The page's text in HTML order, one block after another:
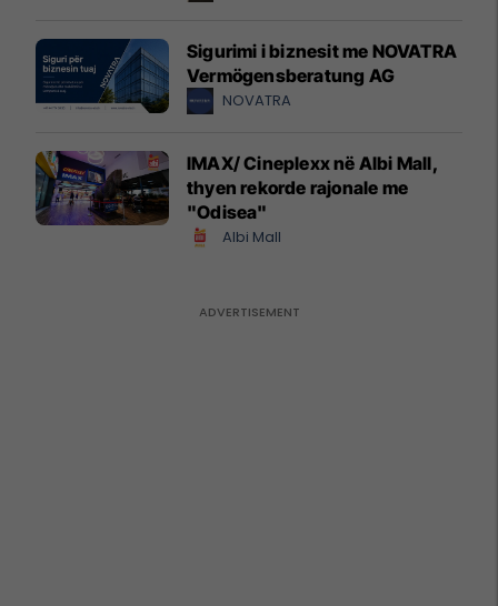
Sigurimi i biznesit me NOVATRA
Vermögensberatung AG
NOVATRA
IMAX/ Cineplexx në Albi Mall,
thyen rekorde rajonale me
"Odisea"
Albi Mall